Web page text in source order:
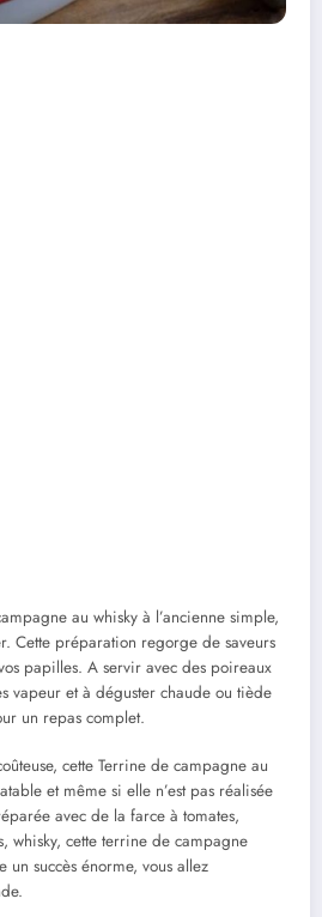
au whisky à l’ancienne simple,
Cette préparation regorge de saveurs
papilles. A servir avec des poireaux
vapeur et à déguster chaude ou tiède
un repas complet.
cette Terrine de campagne au
et même si elle n’est pas réalisée
avec de la farce à tomates,
whisky, cette terrine de campagne
un succès énorme, vous allez